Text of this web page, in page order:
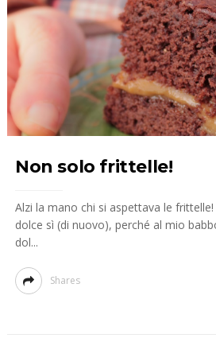
Non solo frittelle!
Alzi la mano chi si aspettava le
dolce sì (di nuovo), perché al mio
dol...
Shares